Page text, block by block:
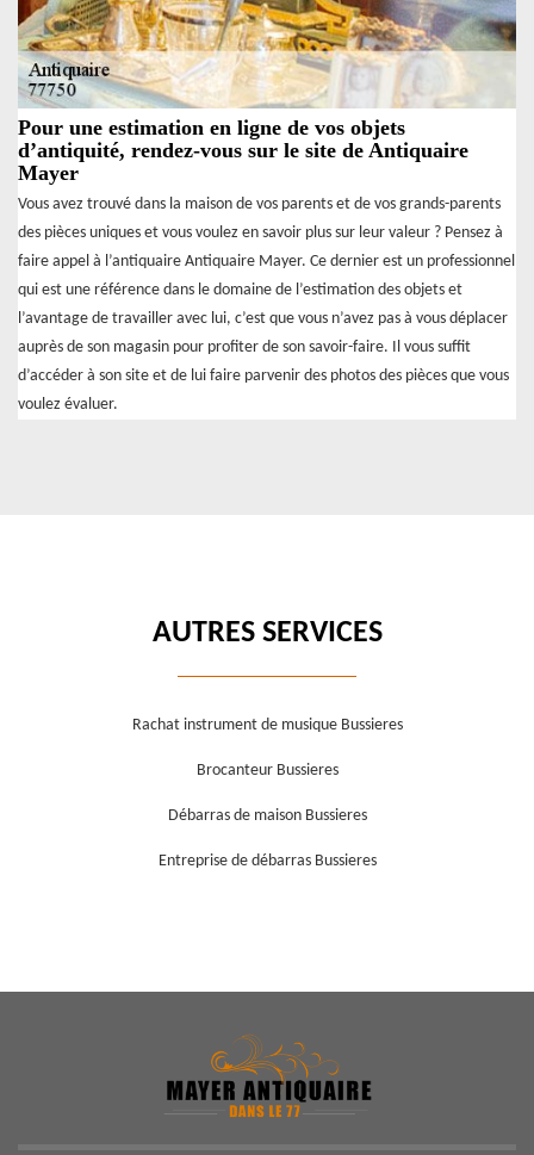
Pour une estimation en ligne de vos objets
d’antiquité, rendez-vous sur le site de Antiquaire
Mayer
Vous avez trouvé dans la maison de vos parents et de vos grands-parents
des pièces uniques et vous voulez en savoir plus sur leur valeur ? Pensez à
faire appel à l’antiquaire Antiquaire Mayer. Ce dernier est un professionnel
qui est une référence dans le domaine de l’estimation des objets et
l’avantage de travailler avec lui, c’est que vous n’avez pas à vous déplacer
auprès de son magasin pour profiter de son savoir-faire. Il vous suffit
d’accéder à son site et de lui faire parvenir des photos des pièces que vous
voulez évaluer.
AUTRES SERVICES
Rachat instrument de musique Bussieres
Brocanteur Bussieres
Débarras de maison Bussieres
Entreprise de débarras Bussieres